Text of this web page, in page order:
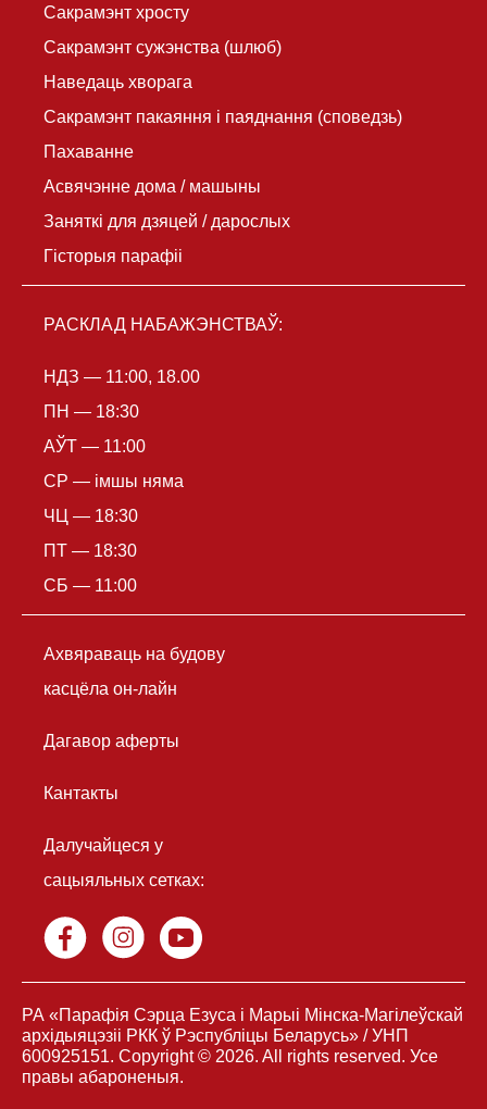
Сакрамэнт хросту
Сакрамэнт сужэнства (шлюб)
Наведаць хворага
Сакрамэнт пакаяння і паяднання (споведзь)
Пахаванне
Асвячэнне дома / машыны
Заняткі для дзяцей / дарослых
Гісторыя парафіі
РАСКЛАД НАБАЖЭНСТВАЎ:
НДЗ — 11:00, 18.00
ПН — 18:30
АЎТ — 11:00
СР — імшы няма
ЧЦ — 18:30
ПТ — 18:30
СБ — 11:00
Ахвяраваць на будову
касцёла он-лайн
Дагавор аферты
Кантакты
Далучайцеся у
сацыяльных сетках:
РА «Парафія Сэрца Езуса і Марыі Мінска-Магілеўскай
архідыяцэзiі РКК ў Рэспубліцы Беларусь» / УНП
600925151. Copyright © 2026. All rights reserved. Усе
правы абароненыя.